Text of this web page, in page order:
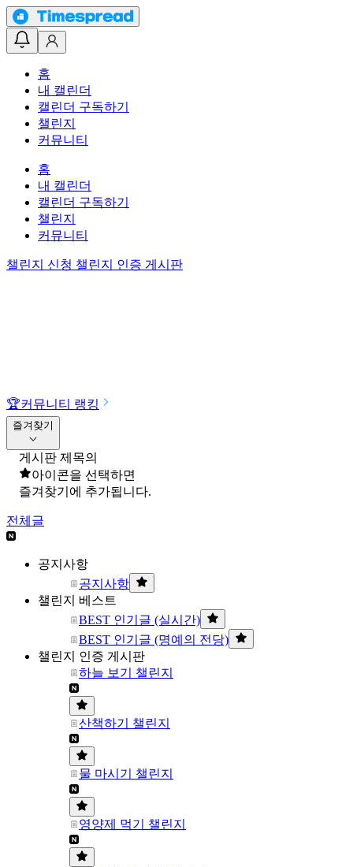
홈
내 캘린더
캘린더 구독하기
챌린지
커뮤니티
홈
내 캘린더
캘린더 구독하기
챌린지
커뮤니티
챌린지 신청 챌린지 인증 게시판
🏆커뮤니티 랭킹
즐겨찾기
게시판 제목의
아이콘을 선택하면
즐겨찾기에 추가됩니다.
전체글
공지사항
공지사항
챌린지 베스트
BEST 인기글 (실시간)
BEST 인기글 (명예의 전당)
챌린지 인증 게시판
하늘 보기 챌린지
산책하기 챌린지
물 마시기 챌린지
영양제 먹기 챌린지